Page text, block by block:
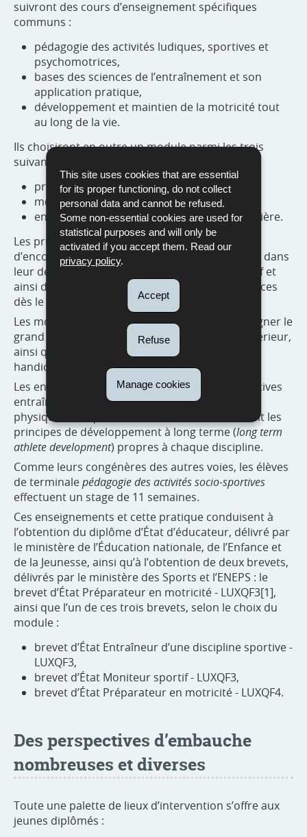
This site uses cookies that are essential
for its proper functioning, do not collect
personal data and cannot be refused.
Some non-essential cookies are used for
statistical purposes and will only be
activated if you accept them. Read our
privacy policy.
Accept
Refuse
Manage cookies
suivront des cours d’enseignement spécifiques
communs :
pédagogie des activités ludiques, sportives et
psychomotrices,
bases des sciences de l’entraînement et son
application pratique,
développement et maintien de la motricité tout
au long de la vie.
Ils choisiront en outre un module parmi les trois
suivants :
préparateur en motricité,
moniteur sportif,
entraîneur d’une discipline sportive particulière.
Les préparateurs en motricité ont pour mission
d’encourager et guider les enfants de 0 à 12 ans dans
leur développement moteur, physique et sportif et
ainsi d’essayer de prévenir les déficiences motrices
dès le plus jeune âge.
Les moniteurs sportifs ont vocation à accompagner le
grand public dans les salles de fitness ou à l’extérieur,
ainsi que les personnes âgées et les personnes
handicapées.
Les entraîneurs des différentes disciplines sportives
entraînent les sportifs sur les plans technique,
physique, tactique, moteur et mental, en suivant les
principes de développement à long terme (long term
athlete development) propres à chaque discipline.
Comme leurs congénères des autres voies, les élèves
de terminalepédagogie des activités socio-sportives
effectuent un stage de 11 semaines.
Ces enseignements et cette pratique conduisent à
l’obtention du diplôme d’État d’éducateur, délivré par
le ministère de l’Éducation nationale, de l’Enfance et
de la Jeunesse, ainsi qu’à l’obtention de deux brevets,
délivrés par le ministère des Sports et l’ENEPS : le
brevet d’État Préparateur en motricité - LUXQF3[1],
ainsi que l’un de ces trois brevets, selon le choix du
module :
brevet d’État Entraîneur d’une discipline sportive -
LUXQF3,
brevet d’État Moniteur sportif - LUXQF3,
brevet d’État Préparateur en motricité - LUXQF4.
Des perspectives d’embauche
nombreuses et diverses
Toute une palette de lieux d’intervention s’offre aux
jeunes diplômés :